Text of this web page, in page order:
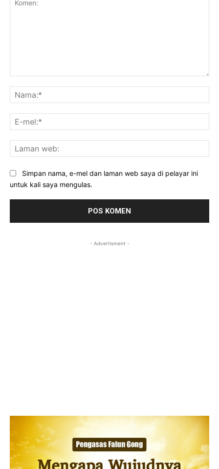
Simpan nama, e-mel dan laman web saya di pelayar ini
untuk kali saya mengulas.
- Advertisment -